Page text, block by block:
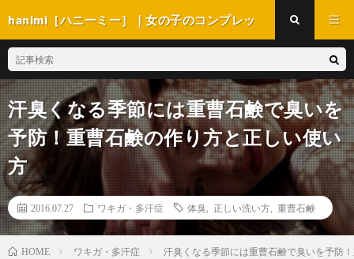
hanimi［ハニーミー］｜女の子のコンプレッ
汗臭くなる季節には重曹石鹸で臭いを
予防！重曹石鹸の作り方と正しい使い
方
2016.07.27 ワキガ・多汗症 体臭 正しい洗い方 重曹石鹸
HOME ワキガ・多汗症 汗臭くなる季節には重曹石鹸で臭いを予防